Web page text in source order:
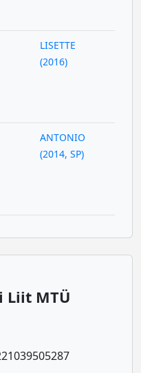
LISETTE
(2016)
ANTONIO
(2014, SP)
Liit MTÜ